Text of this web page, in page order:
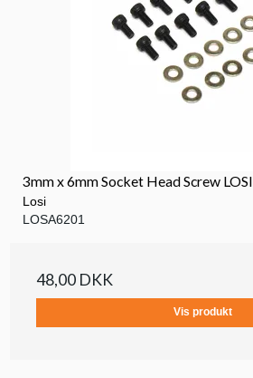
3mm x 6mm Socket Head Screw LOSI
Losi
LOSA6201
48,00 DKK
Vis produkt